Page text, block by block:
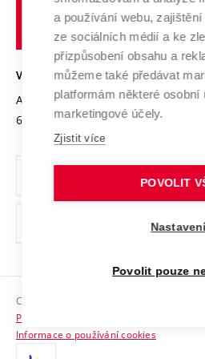
Transfer znalostí
Open Science
Projekty
Projekty ze strukturálních fondů
Specifický výzkum
Služby univerzity
Mezinárodní dohody
Univerzitní sítě
Podnikavá univerzita / ContriBUTe
Bezpečná univerzita
Vyznamenání
Organizační struktura
Ochrana osobních údajů
odkaz)
Sociální bezpečí
HR Award
VYSOKÉ UČENÍ TECHNICKÉ V BRNĚ
Antonínská 548/1
602 00 Brno
www.vut.cz
vut@vutbr.cz
Copyright © 2026 VUT
Prohlášení o přístupnosti
Informace o používání cookies
a používání webu,
ze sociálních médií a ke
přizpůsobení obsahu a
můžeme také předávat
platformám některé osobní
marketingové účely.
Zjistit více
POVOLIT
Nastavení
Povolit pouze